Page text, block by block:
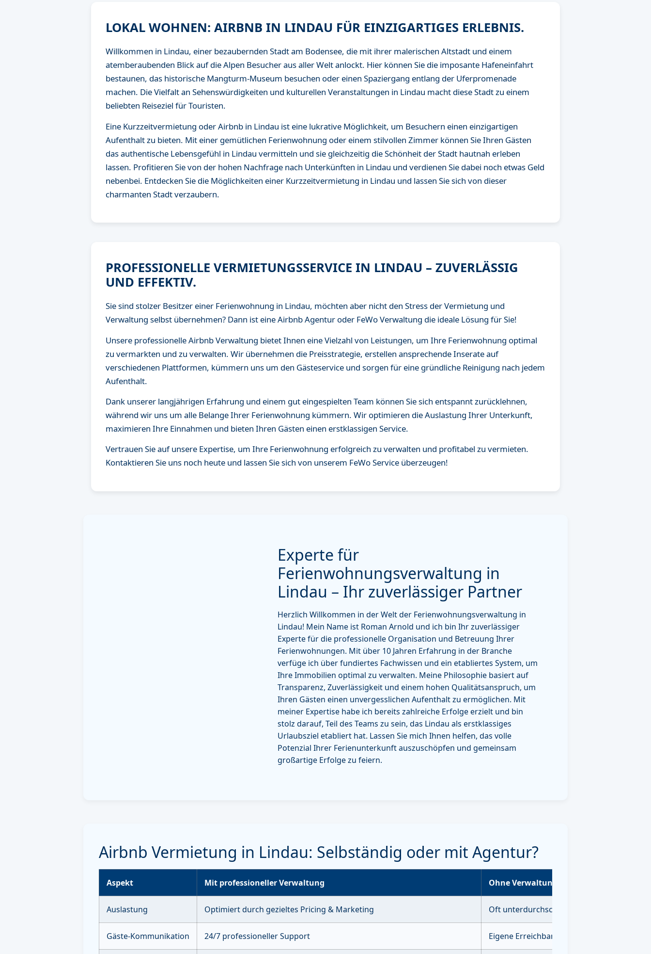
LOKAL WOHNEN: AIRBNB IN LINDAU FÜR EINZIGARTIGES ERLEBNIS.
Willkommen in Lindau, einer bezaubernden Stadt am Bodensee, die mit ihrer malerischen Altstadt und einem
atemberaubenden Blick auf die Alpen Besucher aus aller Welt anlockt. Hier können Sie die imposante Hafeneinfahrt
bestaunen, das historische Mangturm-Museum besuchen oder einen Spaziergang entlang der Uferpromenade
machen. Die Vielfalt an Sehenswürdigkeiten und kulturellen Veranstaltungen in Lindau macht diese Stadt zu einem
beliebten Reiseziel für Touristen.
Eine Kurzzeitvermietung oder Airbnb in Lindau ist eine lukrative Möglichkeit, um Besuchern einen einzigartigen
Aufenthalt zu bieten. Mit einer gemütlichen Ferienwohnung oder einem stilvollen Zimmer können Sie Ihren Gästen
das authentische Lebensgefühl in Lindau vermitteln und sie gleichzeitig die Schönheit der Stadt hautnah erleben
lassen. Profitieren Sie von der hohen Nachfrage nach Unterkünften in Lindau und verdienen Sie dabei noch etwas Geld
nebenbei. Entdecken Sie die Möglichkeiten einer Kurzzeitvermietung in Lindau und lassen Sie sich von dieser
charmanten Stadt verzaubern.
PROFESSIONELLE VERMIETUNGSSERVICE IN LINDAU – ZUVERLÄSSIG
UND EFFEKTIV.
Sie sind stolzer Besitzer einer Ferienwohnung in Lindau, möchten aber nicht den Stress der Vermietung und
Verwaltung selbst übernehmen? Dann ist eine Airbnb Agentur oder FeWo Verwaltung die ideale Lösung für Sie!
Unsere professionelle Airbnb Verwaltung bietet Ihnen eine Vielzahl von Leistungen, um Ihre Ferienwohnung optimal
zu vermarkten und zu verwalten. Wir übernehmen die Preisstrategie, erstellen ansprechende Inserate auf
verschiedenen Plattformen, kümmern uns um den Gästeservice und sorgen für eine gründliche Reinigung nach jedem
Aufenthalt.
Dank unserer langjährigen Erfahrung und einem gut eingespielten Team können Sie sich entspannt zurücklehnen,
während wir uns um alle Belange Ihrer Ferienwohnung kümmern. Wir optimieren die Auslastung Ihrer Unterkunft,
maximieren Ihre Einnahmen und bieten Ihren Gästen einen erstklassigen Service.
Vertrauen Sie auf unsere Expertise, um Ihre Ferienwohnung erfolgreich zu verwalten und profitabel zu vermieten.
Kontaktieren Sie uns noch heute und lassen Sie sich von unserem FeWo Service überzeugen!
Experte für
Ferienwohnungsverwaltung in
Lindau – Ihr zuverlässiger Partner
Herzlich Willkommen in der Welt der Ferienwohnungsverwaltung in
Lindau! Mein Name ist Roman Arnold und ich bin Ihr zuverlässiger
Experte für die professionelle Organisation und Betreuung Ihrer
Ferienwohnungen. Mit über 10 Jahren Erfahrung in der Branche
verfüge ich über fundiertes Fachwissen und ein etabliertes System, um
Ihre Immobilien optimal zu verwalten. Meine Philosophie basiert auf
Transparenz, Zuverlässigkeit und einem hohen Qualitätsanspruch, um
Ihren Gästen einen unvergesslichen Aufenthalt zu ermöglichen. Mit
meiner Expertise habe ich bereits zahlreiche Erfolge erzielt und bin
stolz darauf, Teil des Teams zu sein, das Lindau als erstklassiges
Urlaubsziel etabliert hat. Lassen Sie mich Ihnen helfen, das volle
Potenzial Ihrer Ferienunterkunft auszuschöpfen und gemeinsam
großartige Erfolge zu feiern.
Airbnb Vermietung in Lindau: Selbständig oder mit Agentur?
Aspekt Mit professioneller Verwaltung Ohne Verwaltung
Auslastung Optimiert durch gezieltes Pricing & Marketing Oft unterdurchschnittlich ohne Strategie
Gäste-Kommunikation 24/7 professioneller Support Eigene Erreichbarkeit erforderlich